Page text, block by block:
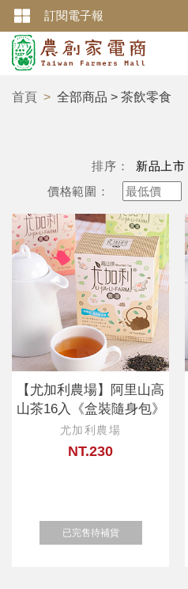
訂閱電子報
首頁 全部商品 > 茶飲零食
排序： 新品上市
價格範圍：
【尤加利農場】阿里山高
山茶16入《盒裝隨身包》
尤加利農場
NT.230
已完售待補貨